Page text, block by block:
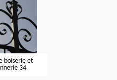
boiserie et
34